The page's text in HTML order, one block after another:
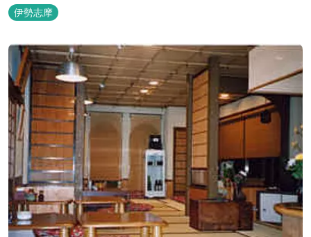
伊勢志摩